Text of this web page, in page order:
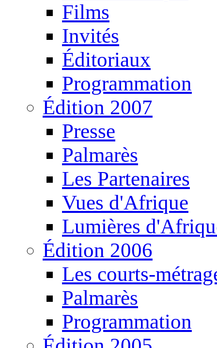
Films
Invités
Éditoriaux
Programmation
Édition 2007
Presse
Palmarès
Les Partenaires
Vues d'Afrique
Lumières
Édition 2006
Les courts-
Palmarès
Programmation